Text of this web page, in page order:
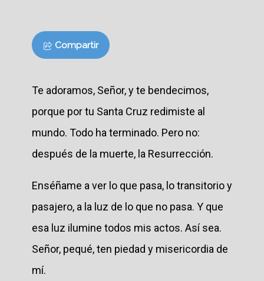
Compartir
Te adoramos, Señor, y te bendecimos,
porque por tu Santa Cruz redimiste al
mundo. Todo ha terminado. Pero no:
después de la muerte, la Resurrección.
Enséñame a ver lo que pasa, lo transitorio y
pasajero, a la luz de lo que no pasa. Y que
esa luz ilumine todos mis actos. Así sea.
Señor, pequé, ten piedad y misericordia de
mí.